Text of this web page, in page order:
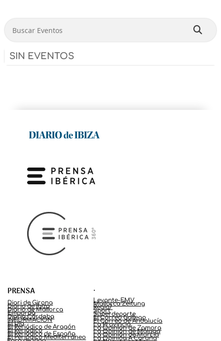
SIN EVENTOS
PRENSA
Diari de Girona
Diario de Ibiza
Diario de Mallorca
Empordà
Diario Córdoba
INFORMACIÓN
El Día
El Periódico de Aragón
El Periódico
El Periódico de España
El Periódico Mediterráneo
.
Levante-EMV
Mallorca Zeitung
Regio7
Sport
Superdeporte
El Correo Gallego
El Correo de Andalucía
La Provincia
La Opinión de Zamora
La Opinión de Málaga
La Opinión de Murcia
La Opinión A Coruña